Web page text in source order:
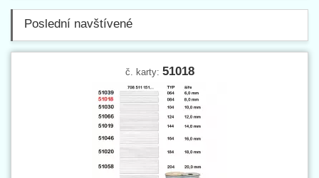
Poslední navštívené
č. karty: 51018